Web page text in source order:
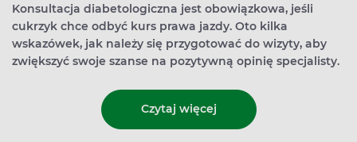
Konsultacja diabetologiczna jest obowiązkowa, jeśli
cukrzyk chce odbyć kurs prawa jazdy. Oto kilka
wskazówek, jak należy się przygotować do wizyty, aby
zwiększyć swoje szanse na pozytywną opinię specjalisty.
Czytaj więcej